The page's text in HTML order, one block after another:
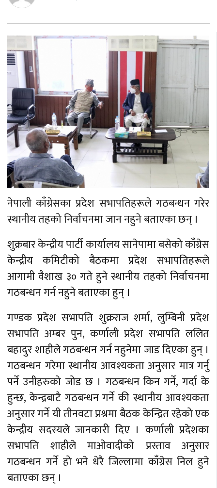
नेपाली काँग्रेसका प्रदेश सभापतिहरूले गठबन्धन गरेर
स्थानीय तहको निर्वाचनमा जान नहुने बताएका छन् ।
शुक्रबार केन्द्रीय पार्टी कार्यालय सानेपामा बसेको काँग्रेस
केन्द्रीय कमिटीको बैठकमा प्रदेश सभापतिहरूले
आगामी वैशाख ३० गते हुने स्थानीय तहको निर्वाचनमा
गठबन्धन गर्न नहुने बताएका हुन् ।
गण्डक प्रदेश सभापति शुक्रराज शर्मा, लुम्बिनी प्रदेश
सभापति अम्बर पुन, कर्णाली प्रदेश सभापति ललित
बहादुर शाहीले गठबन्धन गर्न नहुनेमा जाड दिएका हुन् ।
गठबन्धन गरेमा स्थानीय आवश्यकता अनुसार मात्र गर्नु
पर्ने उनीहरुको जोड छ । गठबन्धन किन गर्ने, गर्दा के
हुन्छ, केन्द्रबाटै गठबन्धन गर्ने की स्थानीय आवश्यकता
अनुसार गर्ने यी तीनवटा प्रश्नमा बैठक केन्द्रित रहेको एक
केन्द्रीय सदस्यले जानकारी दिए । कर्णाली प्रदेशका
सभापति शाहीले माओवादीको प्रस्ताव अनुसार
गठबन्धन गर्ने हो भने धेरै जिल्लामा काँग्रेस निल हुने
बताएका छन् ।